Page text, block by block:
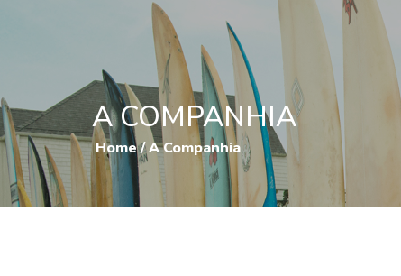
A COMPANHIA
Home/A Companhia